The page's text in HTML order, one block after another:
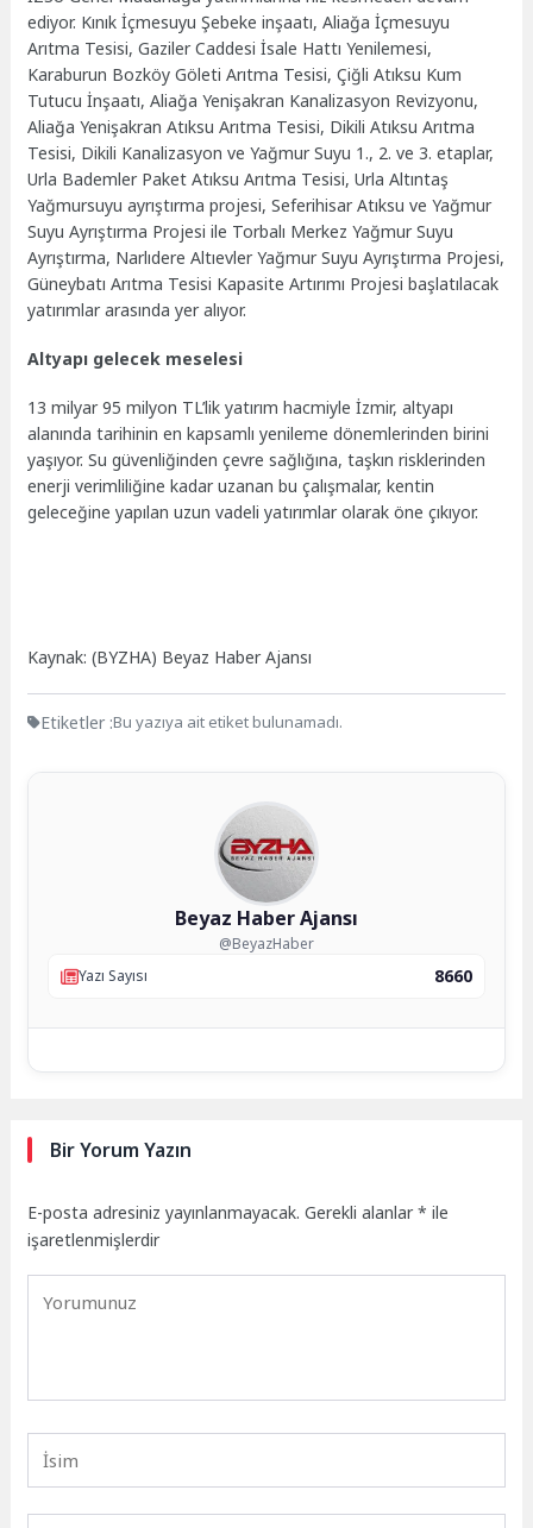
ediyor. Kınık İçmesuyu Şebeke inşaatı, Aliağa İçmesuyu
Arıtma Tesisi, Gaziler Caddesi İsale Hattı Yenilemesi,
Karaburun Bozköy Göleti Arıtma Tesisi, Çiğli Atıksu Kum
Tutucu İnşaatı, Aliağa Yenişakran Kanalizasyon Revizyonu,
Aliağa Yenişakran Atıksu Arıtma Tesisi, Dikili Atıksu Arıtma
Tesisi, Dikili Kanalizasyon ve Yağmur Suyu 1., 2. ve 3. etaplar,
Urla Bademler Paket Atıksu Arıtma Tesisi, Urla Altıntaş
Yağmursuyu ayrıştırma projesi, Seferihisar Atıksu ve Yağmur
Suyu Ayrıştırma Projesi ile Torbalı Merkez Yağmur Suyu
Ayrıştırma, Narlıdere Altıevler Yağmur Suyu Ayrıştırma Projesi,
Güneybatı Arıtma Tesisi Kapasite Artırımı Projesi başlatılacak
yatırımlar arasında yer alıyor.
Altyapı gelecek meselesi
13 milyar 95 milyon TL’lik yatırım hacmiyle İzmir, altyapı
alanında tarihinin en kapsamlı yenileme dönemlerinden birini
yaşıyor. Su güvenliğinden çevre sağlığına, taşkın risklerinden
enerji verimliliğine kadar uzanan bu çalışmalar, kentin
geleceğine yapılan uzun vadeli yatırımlar olarak öne çıkıyor.
Kaynak: (BYZHA) Beyaz Haber Ajansı
Etiketler :Bu yazıya ait etiket bulunamadı.
Beyaz Haber Ajansı
@BeyazHaber
Yazı Sayısı
8660
Bir Yorum Yazın
E-posta adresiniz yayınlanmayacak. Gerekli alanlar* ile
işaretlenmişlerdir